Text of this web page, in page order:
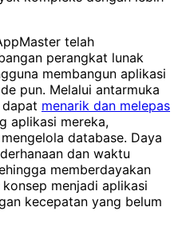
telah
perangkat lunak
membangun aplikasi
pun. Melalui antarmuka
menarik dan melepas
aplikasi mereka,
database. Daya
dan waktu
memberdayakan
menjadi aplikasi
kecepatan yang belum